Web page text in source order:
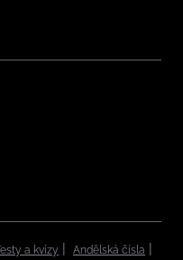
a kvízy
Andělská čísla